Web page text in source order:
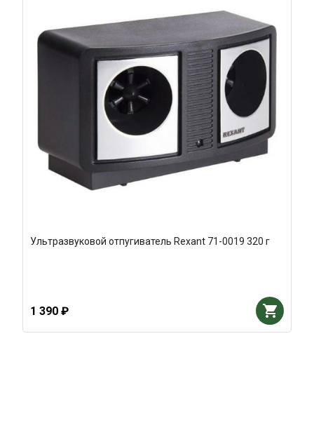
Ультразвуковой отпугиватель Rexant 71-0019 320 г
1 390 ₽